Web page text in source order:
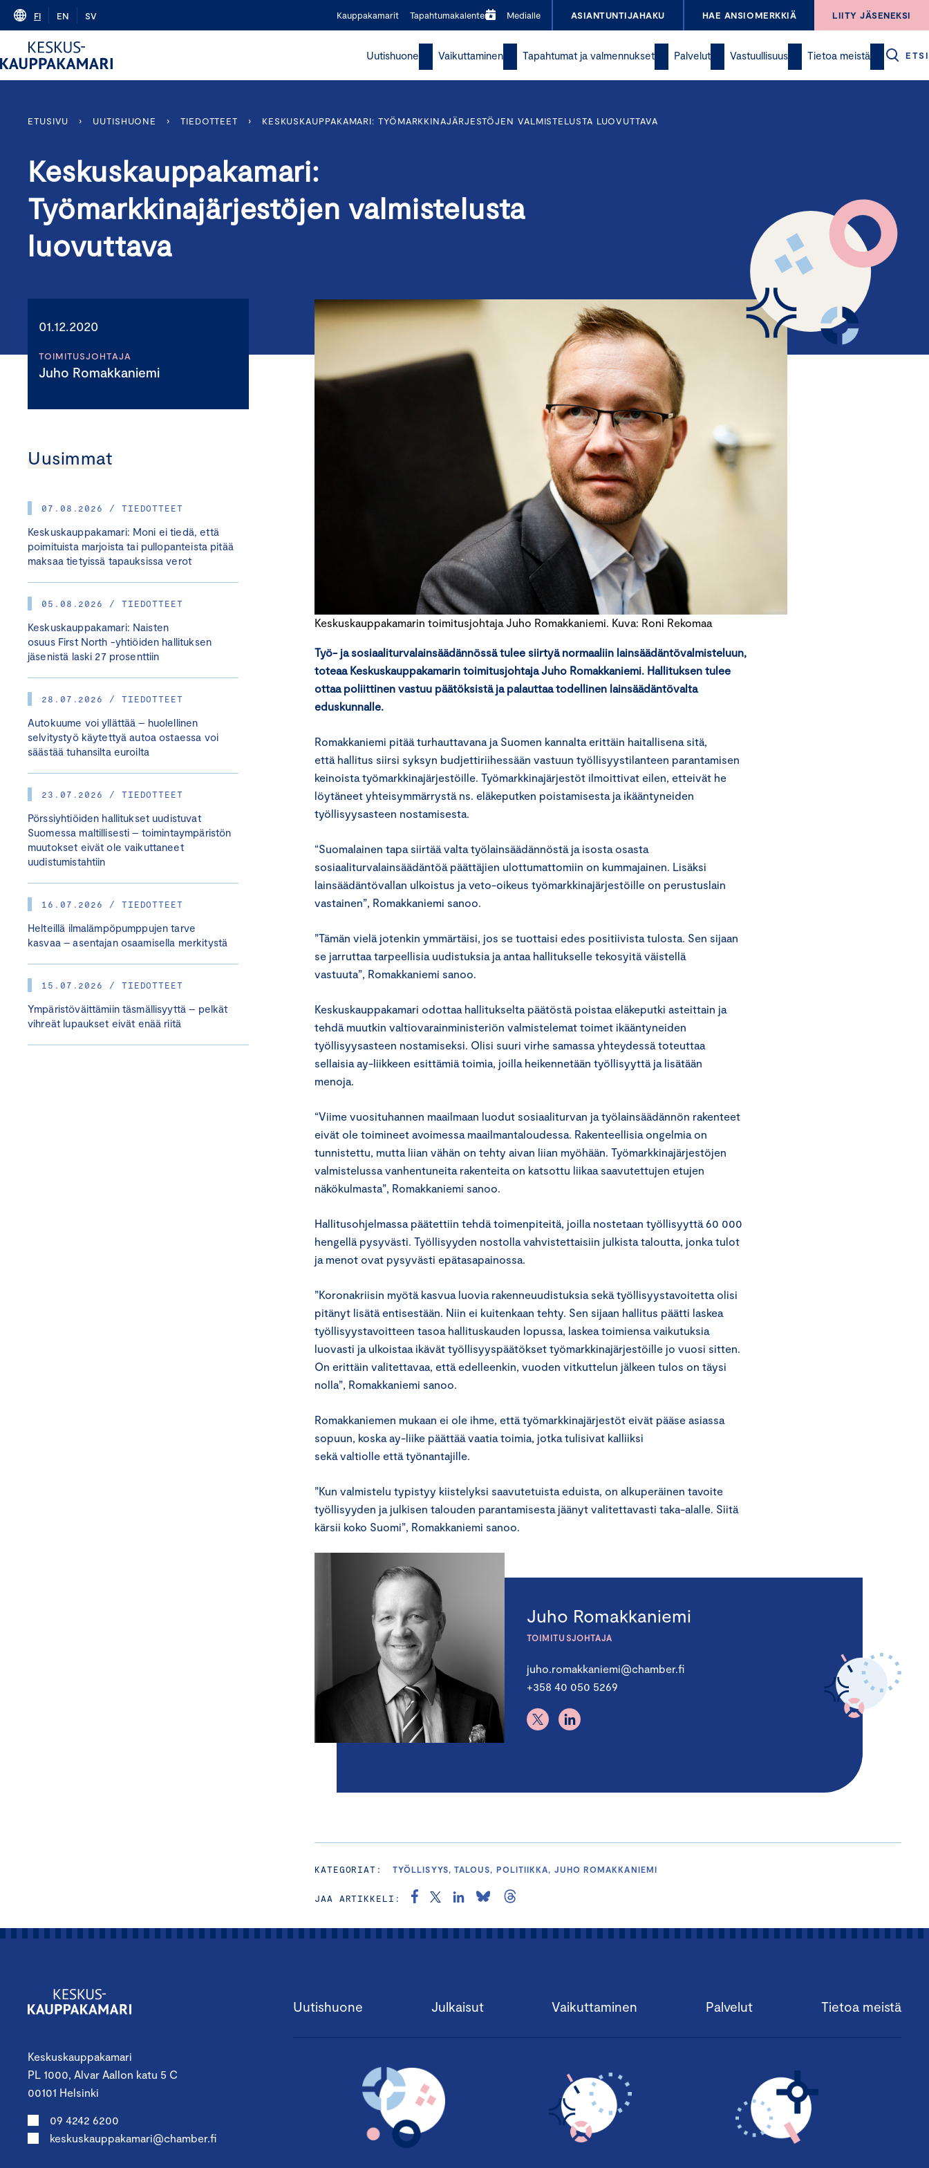
Skip
content
FI EN SV Kauppakamarit Tapahtumakalenteri Medialle ASIANTUNTIJAHAKU HAE ANSIOMERKKIÄ LIITY JÄSENEKSI
Uutishuone Vaikuttaminen Tapahtumat ja valmennukset Palvelut Vastuullisuus Tietoa meistä ETSI
ETUSIVU › UUTISHUONE › TIEDOTTEET › KESKUSKAUPPAKAMARI: TYÖMARKKINAJÄRJESTÖJEN VALMISTELUSTA LUOVUTTAVA
Keskuskauppakamari:
Työmarkkinajärjestöjen valmistelusta
luovuttava
01.12.2020
TOIMITUSJOHTAJA
Juho Romakkaniemi
Uusimmat
07.08.2026 / TIEDOTTEET
Keskuskauppakamari: Moni ei tiedä, että
poimituista marjoista tai pullopanteista pitää
maksaa tietyissä tapauksissa verot
05.08.2026 / TIEDOTTEET
Keskuskauppakamari: Naisten
osuus First North -yhtiöiden hallituksen
jäsenistä laski 27 prosenttiin
28.07.2026 / TIEDOTTEET
Autokuume voi yllättää – huolellinen
selvitystyö käytettyä autoa ostaessa voi
säästää tuhansilta euroilta
23.07.2026 / TIEDOTTEET
Pörssiyhtiöiden hallitukset uudistuvat
Suomessa maltillisesti – toimintaympäristön
muutokset eivät ole vaikuttaneet
uudistumistahtiin
16.07.2026 / TIEDOTTEET
Helteillä ilmalämpöpumppujen tarve
kasvaa – asentajan osaamisella merkitystä
15.07.2026 / TIEDOTTEET
Ympäristöväittämiin täsmällisyyttä – pelkät
vihreät lupaukset eivät enää riitä
Keskuskauppakamarin toimitusjohtaja Juho Romakkaniemi. Kuva: Roni Rekomaa
Työ- ja sosiaaliturvalainsäädännössätulee siirtyänormaaliin lainsäädäntövalmisteluun,
toteaa Keskuskauppakamarin toimitusjohtaja Juho Romakkaniemi. Hallituksen tulee
ottaa poliittinen vastuu päätöksistä ja palauttaa todellinen lainsäädäntövalta
eduskunnalle.
Romakkaniemi pitää turhauttavana ja Suomen kannalta erittäin haitallisena sitä,
että hallitus siirsi syksyn budjettiriihessään vastuun työllisyystilanteen parantamisen
keinoista työmarkkinajärjestöille. Työmarkkinajärjestöt ilmoittivat eilen, etteivät he
löytäneet yhteisymmärrystä ns. eläkeputken poistamisesta ja ikääntyneiden
työllisyysasteen nostamisesta.
“Suomalainen tapa siirtää valta työlainsäädännöstä ja isosta osasta
sosiaaliturvalainsäädäntöä päättäjien ulottumattomiin on kummajainen. Lisäksi
lainsäädäntövallan ulkoistus ja veto-oikeus työmarkkinajärjestöille on perustuslain
vastainen”, Romakkaniemi sanoo.
”Tämän vielä jotenkin ymmärtäisi, jos se tuottaisi edes positiivista tulosta. Sen sijaan
se jarruttaa tarpeellisia uudistuksia ja antaa hallitukselle tekosyitä väistellä
vastuuta”, Romakkaniemi sanoo.
Keskuskauppakamari odottaa hallitukselta päätöstä poistaa eläkeputki asteittain ja
tehdä muutkin valtiovarainministeriön valmistelemat toimet ikääntyneiden
työllisyysasteen nostamiseksi. Olisi suuri virhe samassa yhteydessä toteuttaa
sellaisia ay-liikkeen esittämiä toimia, joilla heikennetään työllisyyttä ja lisätään
menoja.
“Viime vuosituhannen maailmaan luodut sosiaaliturvan ja työlainsäädännön rakenteet
eivät ole toimineet avoimessa maailmantaloudessa. Rakenteellisia ongelmia on
tunnistettu, mutta liian vähän on tehty aivan liian myöhään. Työmarkkinajärjestöjen
valmistelussa vanhentuneita rakenteita on katsottu liikaa saavutettujen etujen
näkökulmasta”, Romakkaniemi sanoo.
Hallitusohjelmassa päätettiin tehdä toimenpiteitä, joilla nostetaan työllisyyttä 60 000
hengellä pysyvästi. Työllisyyden nostolla vahvistettaisiin julkista taloutta, jonka tulot
ja menot ovat pysyvästi epätasapainossa.
”Koronakriisin myötä kasvua luovia rakenneuudistuksia sekä työllisyystavoitetta olisi
pitänyt lisätä entisestään. Niin ei kuitenkaan tehty. Sen sijaan hallitus päätti laskea
työllisyystavoitteen tasoa hallituskauden lopussa, laskea toimiensa vaikutuksia
luovasti ja ulkoistaa ikävät työllisyyspäätökset työmarkkinajärjestöille jo vuosi sitten.
On erittäin valitettavaa, että edelleenkin, vuoden vitkuttelun jälkeen tulos on täysi
nolla”, Romakkaniemi sanoo.
Romakkaniemen mukaan ei ole ihme, että työmarkkinajärjestöt eivät pääse asiassa
sopuun, koska ay-liike päättää vaatia toimia, jotka tulisivat kalliiksi
sekä valtiolle että työnantajille.
”Kun valmistelu typistyy kiistelyksi saavutetuista eduista, on alkuperäinen tavoite
työllisyyden ja julkisen talouden parantamisesta jäänyt valitettavasti taka-alalle. Siitä
kärsii koko Suomi”, Romakkaniemi sanoo.
Juho Romakkaniemi
TOIMITUSJOHTAJA
juho.romakkaniemi@chamber.fi
+358 40 050 5269
KATEGORIAT: TYÖLLISYYS, TALOUS, POLITIIKKA, JUHO ROMAKKANIEMI
JAA ARTIKKELI:
Keskuskauppakamari
PL 1000, Alvar Aallon katu 5 C
00101 Helsinki
09 4242 6200
keskuskauppakamari@chamber.fi
Uutishuone Julkaisut Vaikuttaminen Palvelut Tietoa meistä